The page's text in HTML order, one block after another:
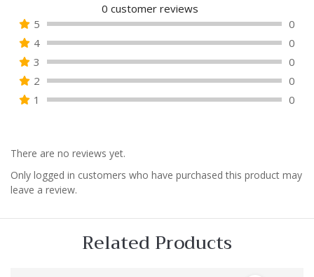
Avaliação
0
de
5
0 customer reviews
5
0
4
0
3
0
2
0
1
0
There are no reviews yet.
Only logged in customers who have purchased this product may
leave a review.
Related Products